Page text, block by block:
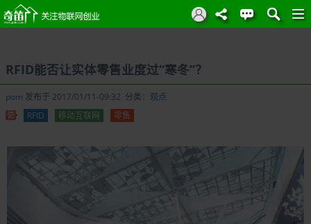
RFID能否让实体零售业度过“寒冬”？
pom 发布于 2017/01/11-09:32 分类： 观点
RFID
移动互联网 零售